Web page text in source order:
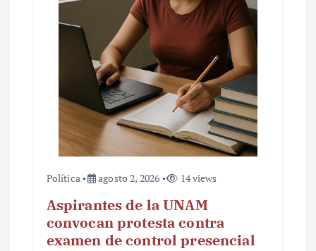
Política agosto 2, 2026 14 views
Aspirantes de la UNAM
convocan protesta contra
examen de control presencial